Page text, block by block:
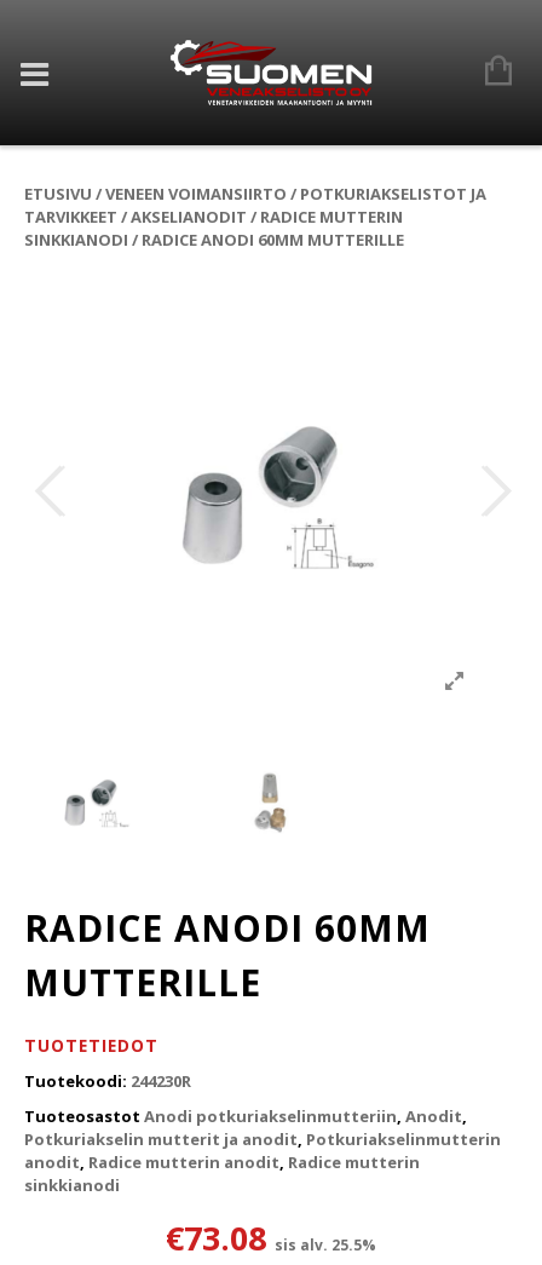
ETUSIVU /VENEEN VOIMANSIIRTO / POTKURIAKSELISTOT JA
TARVIKKEET /AKSELIANODIT / RADICE MUTTERIN
SINKKIANODI / RADICE ANODI 60MM MUTTERILLE
RADICE ANODI 60MM
MUTTERILLE
TUOTETIEDOT
Tuotekoodi: 244230R
Tuoteosastot Anodi potkuriakselinmutteriin, Anodit,
Potkuriakselin mutterit ja anodit, Potkuriakselinmutterin
anodit, Radice mutterin anodit, Radice mutterin
sinkkianodi
€73.08 sis alv. 25.5%